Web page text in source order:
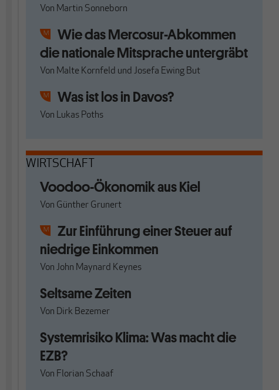
Von Martin Sonneborn
Wie das Mercosur-Abkommen
die nationale Mitsprache untergräbt
Von Malte Kornfeld und Josefa Ewing But
Was ist los in Davos?
Von Lukas Poths
WIRTSCHAFT
Voodoo-Ökonomik aus Kiel
Von Günther Grunert
Zur Einführung einer Steuer auf
niedrige Einkommen
Von John Maynard Keynes
Seltsame Zeiten
Von Dirk Bezemer
Systemrisiko Klima: Was macht die
EZB?
Von Florian Schaaf